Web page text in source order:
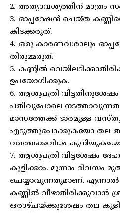
2. അത്യാവശ്യത്തിന് മാത്രം
3. ഓപ്പറേഷന്‍ ചെയ്ത
കിടക്കരുത്.
4. ഒരു കാരണവശാലും
തിരുമ്മരുത്.
5. കണ്ണില്‍
ഉപയോഗിക്കുക.
6. ആശുപത്രി വിട്ടതിനുശേഷം
പതിവുപോലെ
മാസത്തേക്ക് ഭാരമുള്ള
എടുത്തുപൊക്കുകയോ തല
വരത്തക്കവിധം
7. ആശുപത്രി വിട്ടശേഷം
കുളിക്കാം. മൂന്നാം ദിവസം
ചെയ്യാവുന്നതുമാണ്. എന്നാല്‍
കണ്ണില്‍ വീഴാതിരിക്കുവാന്‍
ഒരാഴ്ചയ്ക്കുശേഷം തല